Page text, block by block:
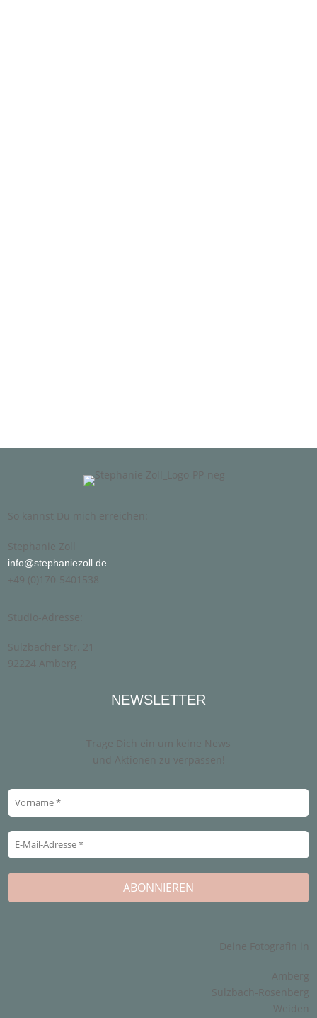
So kannst Du mich erreichen:
Stephanie Zoll
info@stephaniezoll.de
+49 (0)170-5401538
Studio-Adresse:
Sulzbacher Str. 21
92224 Amberg
NEWSLETTER
Trage Dich ein um keine News
und Aktionen zu verpassen!
Deine Fotografin in
Amberg
Sulzbach-Rosenberg
Weiden